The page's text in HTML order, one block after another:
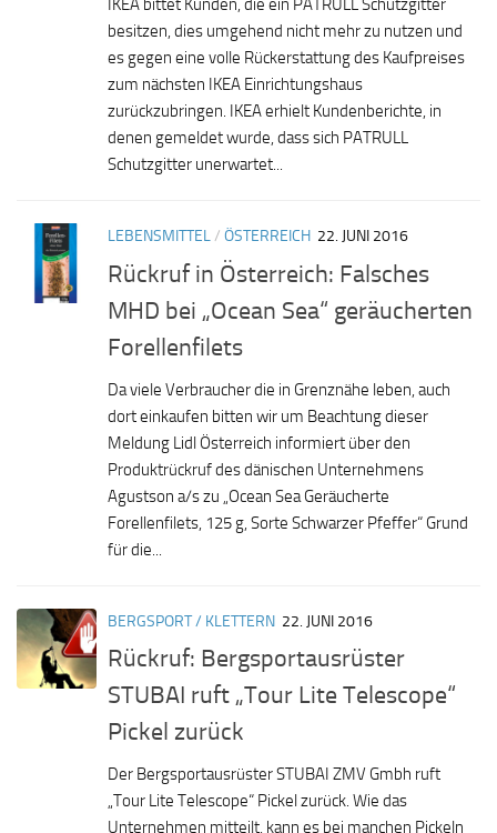
IKEA bittet Kunden, die ein PATRULL Schutzgitter
besitzen, dies umgehend nicht mehr zu nutzen und
es gegen eine volle Rückerstattung des Kaufpreises
zum nächsten IKEA Einrichtungshaus
zurückzubringen. IKEA erhielt Kundenberichte, in
denen gemeldet wurde, dass sich PATRULL
Schutzgitter unerwartet...
LEBENSMITTEL/ ÖSTERREICH 22. JUNI 2016
Rückruf in Österreich: Falsches
MHD bei „Ocean Sea“ geräucherten
Forellenfilets
Da viele Verbraucher die in Grenznähe leben, auch
dort einkaufen bitten wir um Beachtung dieser
Meldung Lidl Österreich informiert über den
Produktrückruf des dänischen Unternehmens
Agustson a/s zu „Ocean Sea Geräucherte
Forellenfilets, 125 g, Sorte Schwarzer Pfeffer“ Grund
für die...
BERGSPORT / KLETTERN 22. JUNI 2016
Rückruf: Bergsportausrüster
STUBAI ruft „Tour Lite Telescope“
Pickel zurück
Der Bergsportausrüster STUBAI ZMV Gmbh ruft
„Tour Lite Telescope“ Pickel zurück. Wie das
Unternehmen mitteilt, kann es bei manchen Pickeln